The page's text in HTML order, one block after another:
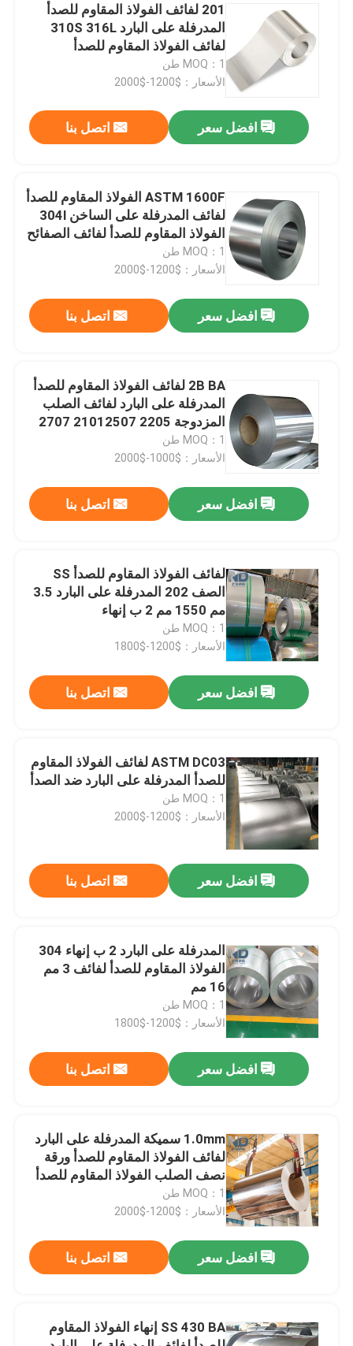
مسكن
معلومات عنا
جولة في المعمل
مراقبة الجودة
اتصل بنا
أخبار
لفائف الفولاذ المقاوم للصدأ المدرفلة على الساخن
لفائف الفولاذ المقاوم للصدأ المصقول
201 لفائف الفولاذ المقاوم للصدأ
المدرفلة على البارد 310S 316L
لفائف الفولاذ المقاوم للصدأ
MOQ：1 طن
الأسعار：$1200-$2000
افضل سعر اتصل بنا
ASTM 1600F الفولاذ المقاوم للصدأ
لفائف المدرفلة على الساخن 304l
الفولاذ المقاوم للصدأ لفائف الصفائح
المعدنية
MOQ：1 طن
الأسعار：$1200-$2000
افضل سعر اتصل بنا
2B BA لفائف الفولاذ المقاوم للصدأ
المدرفلة على البارد لفائف الصلب
المزدوجة 2205 21012507 2707
MOQ：1 طن
الأسعار：$1000-$2000
افضل سعر اتصل بنا
لفائف الفولاذ المقاوم للصدأ SS
الصف 202 المدرفلة على البارد 3.5
مم 1550 مم 2 ب إنهاء
MOQ：1 طن
الأسعار：$1200-$1800
افضل سعر اتصل بنا
ASTM DC03 لفائف الفولاذ المقاوم
للصدأ المدرفلة على البارد ضد الصدأ
MOQ：1 طن
الأسعار：$1200-$2000
افضل سعر اتصل بنا
المدرفلة على البارد 2 ب إنهاء 304
الفولاذ المقاوم للصدأ لفائف 3 مم
16 مم
MOQ：1 طن
الأسعار：$1200-$1800
افضل سعر اتصل بنا
1.0mm سميكة المدرفلة على البارد
لفائف الفولاذ المقاوم للصدأ ورقة
نصف الصلب الفولاذ المقاوم للصدأ
لفائف قطاع
MOQ：1 طن
الأسعار：$1200-$2000
افضل سعر اتصل بنا
SS 430 BA إنهاء الفولاذ المقاوم